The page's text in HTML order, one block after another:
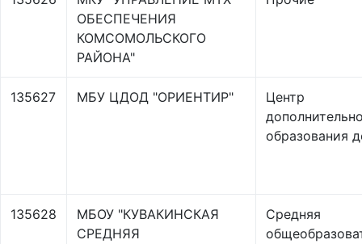
ОБЕСПЕЧЕНИЯ
КОМСОМОЛЬСКОГО
РАЙОНА"
135627 МБУ ЦДОД "ОРИЕНТИР"
Центр
образования
135628
МБОУ "КУВАКИНСКАЯ
СРЕДНЯЯ
Средняя